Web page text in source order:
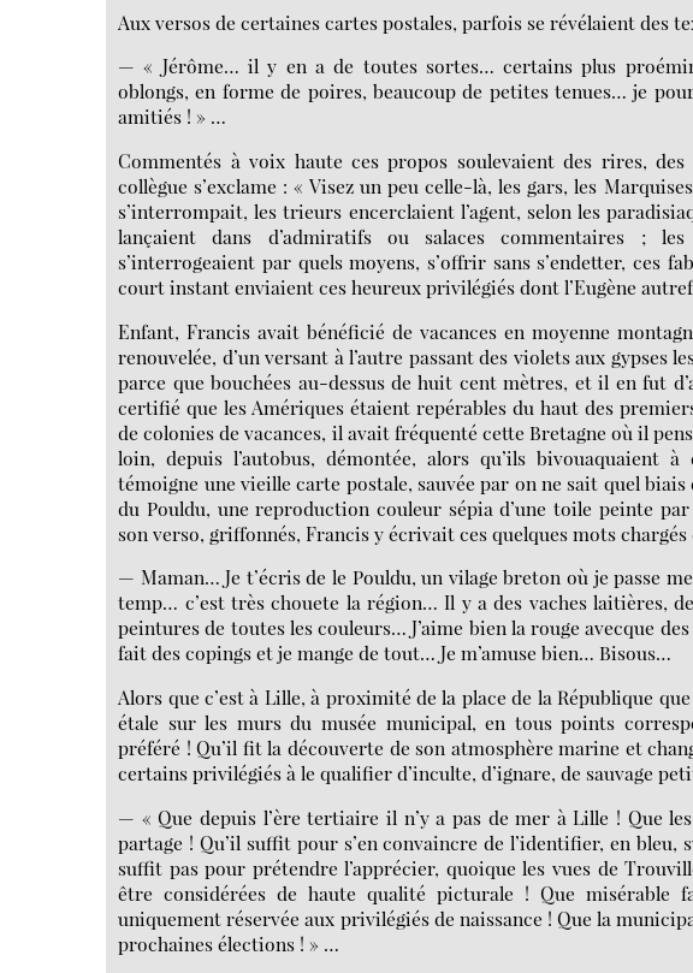
Aux versos de certaines cartes postales, parfois se révélaient des
— « Jérôme… il y en a de toutes sortes… certains plus
oblongs, en forme de poires, beaucoup de petites tenues… je
amitiés ! » …
Commentés à voix haute ces propos soulevaient des rires, des
collègue s’exclame : « Visez un peu celle-là, les gars, les
s’interrompait, les trieurs encerclaient l’agent, selon les
lançaient dans d’admiratifs ou salaces commentaires ;
s’interrogeaient par quels moyens, s’offrir sans s’endetter, ces
court instant enviaient ces heureux privilégiés dont l’Eugène
Enfant, Francis avait bénéficié de vacances en moyenne
renouvelée, d’un versant à l’autre passant des violets aux gypses
parce que bouchées au-dessus de huit cent mètres, et il en fut
certifié que les Amériques étaient repérables du haut des
de colonies de vacances, il avait fréquenté cette Bretagne où il
loin, depuis l’autobus, démontée, alors qu’ils bivouaquaient
témoigne une vieille carte postale, sauvée par on ne sait quel
du Pouldu, une reproduction couleur sépia d’une toile peinte
son verso, griffonnés, Francis y écrivait ces quelques mots chargés
— Maman… Je t’écris de le Pouldu, un vilage breton où je passe
temp… c’est très chouete la région… Il y a des vaches laitières,
peintures de toutes les couleurs… J’aime bien la rouge avecque
fait des copings et je mange de tout… Je m’amuse bien… Bisous…
Alors que c’est à Lille, à proximité de la place de la République
étale sur les murs du musée municipal, en tous points
préféré ! Qu’il fit la découverte de son atmosphère marine et
certains privilégiés à le qualifier d’inculte, d’ignare, de sauvage
— « Que depuis l’ère tertiaire il n’y a pas de mer à Lille ! Que
partage ! Qu’il suffit pour s’en convaincre de l’identifier, en bleu,
suffit pas pour prétendre l’apprécier, quoique les vues de
être considérées de haute qualité picturale ! Que misérable
uniquement réservée aux privilégiés de naissance ! Que la
prochaines élections ! » …